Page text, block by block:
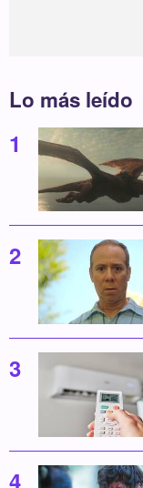
Lo más leído